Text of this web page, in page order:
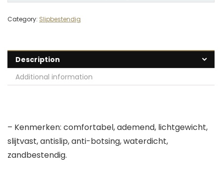
Category: Slipbestendig
Description
Additional information
– Kenmerken: comfortabel, ademend, lichtgewicht,
slijtvast, antislip, anti-botsing, waterdicht,
zandbestendig.